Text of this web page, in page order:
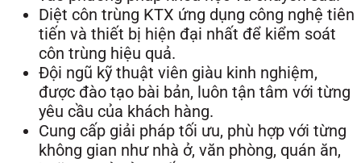
Diệt côn trùng KTX ứng dụng công nghệ tiên
tiến và thiết bị hiện đại nhất để kiểm soát
côn trùng hiệu quả.
Đội ngũ kỹ thuật viên giàu kinh nghiệm,
được đào tạo bài bản, luôn tận tâm với từng
yêu cầu của khách hàng.
Cung cấp giải pháp tối ưu, phù hợp với từng
không gian như nhà ở, văn phòng, quán ăn,